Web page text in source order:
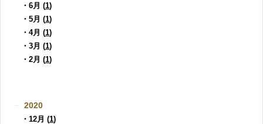
・6月 (1)
・5月 (1)
・4月 (1)
・3月 (1)
・2月 (1)
2020
・12月 (1)